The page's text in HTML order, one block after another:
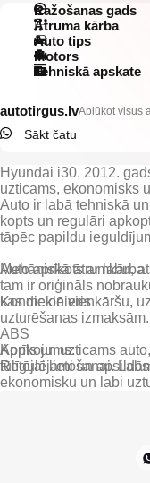
Ražošanas gads
Ātruma kārba
Auto tips
Motors
Tehniskā apskate
autotirgus.lvAplūkot visus
Sākt čatu
Hyundai i30, 2012.
uzticams, ekonomisks
Auto ir labā tehniskā
kopts un regulāri
tāpēc papildu
Auto aprīkots ar labu,
tam ir oriģināls
kas meklē vienkāršu,
uzturēšanas izmaksām.
Mehāniskā ātrumkārba
Kondicionieris
ABS
Regulējami un
Regulējama,
Kopts un uzticams
tūlītējai lietošanai.
ekonomisku un labi